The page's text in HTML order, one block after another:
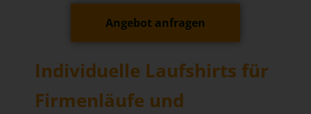
Angebot anfragen
Individuelle Laufshirts für
Firmenläufe und